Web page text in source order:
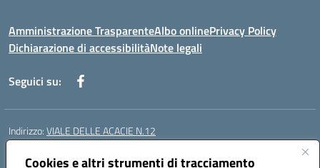
Cookies e altri strumenti di tracciamento
Amministrazione TrasparenteAlbo onlinePrivacy Policy
Dichiarazione di accessibilitàNote legali
Seguici su:
Indirizzo:VIALE DELLE ACACIE N.12
Centralino:
Posta elettronica certificata (PEC):ceic87900q@pec.istruzione.it